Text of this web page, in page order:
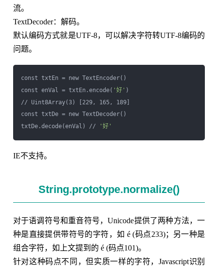
流。
TextDecoder：解码。
默认编码方式就是UTF-8，可以解决字符转UTF-8编码的
问题。
const txtEn = new TextEncoder()
const enVal = txtEn.encode( '好' )
// Uint8Array(3) [229, 165, 189]
const txtDe = new TextDecoder()
txtDe.decode(enVal) //
'好'
IE不支持。
String.prototype.normalize()
对于语调符号和重音符号，Unicode提供了两种方法，一
种是直接提供带符号的字符，如 é (码点233)；另一种是
组合字符，如上文提到的 é (码点101)。
针对这种码点不同，但实质一样的字符，Javascript识别